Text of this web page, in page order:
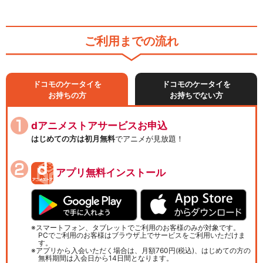
ご利用までの流れ
ドコモのケータイを
お持ちの方
ドコモのケータイを
お持ちでない方
dアニメストアサービスお申込
はじめての方は初月無料でアニメが見放題！
アプリ無料インストール
スマートフォン、タブレットでご利用のお客様のみが対象です。
PCでご利用のお客様はブラウザ上でサービスをご利用いただけま
す。
アプリから入会いただく場合は、月額760円(税込)、はじめての方の
無料期間は入会日から14日間となります。